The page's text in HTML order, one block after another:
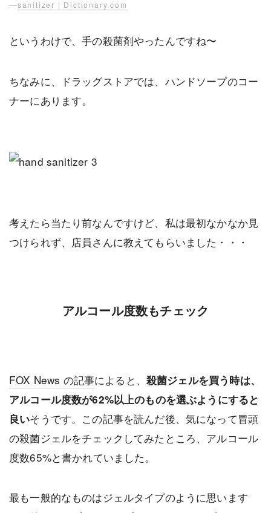
—sanitizer | Dictionary.com
というわけで、手の殺菌剤やったんですね〜
ちなみに、ドラッグストアでは、ハンドソープのコー
ナーにあります。
考えたら当たり前なんですけど、私は最初なかなか見
つけられず、店員さんに教えてもらいました・・・
アルコール度数もチェック
FOX News の記事によると、 殺菌ジェルを買う時は、
アルコール度数が62%以上のものを選ぶようにすると
良いそうです。この記事を読んだ後、気になって冒頭
の殺菌ジェルをチェックしてみたところ、アルコール
度数65%と書かれていました。
最も一般的なものはジェルタイプのように思います